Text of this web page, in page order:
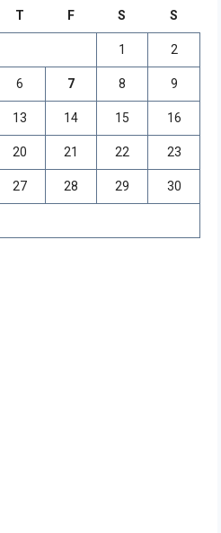
T F S S
1 2
6 7 8 9
13 14 15 16
20 21 22 23
27 28 29 30